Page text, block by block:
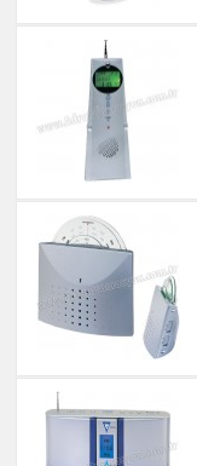
Çantası
Sekreter
Bloknot
promosyon
Masa
Seti
promosyon
Yapışkan
Seti
&
Not
Tutucu
promosyon
Diğer
Ürünler